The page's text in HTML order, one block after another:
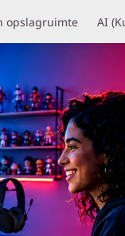
opslagruimte AI